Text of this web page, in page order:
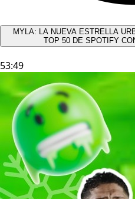
MYLA: LA NUEVA ESTRELLA
TOP 50 DE SPOTIFY
53:49